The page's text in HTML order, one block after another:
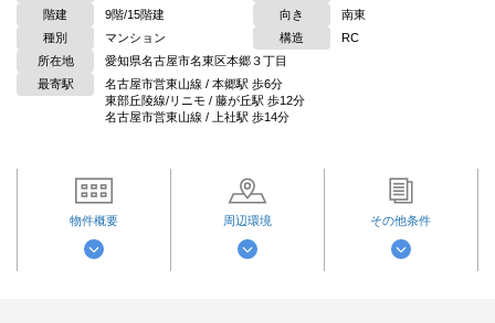
階建
9階/15階建 向き
南東
種別
マンション 構造
RC
所在地
愛知県名古屋市名東区本郷３丁目
最寄駅
名古屋市営東山線 / 本郷駅 歩6分
東部丘陵線/リニモ / 藤が丘駅 歩12分
名古屋市営東山線 / 上社駅 歩14分
物件概要 周辺環境 その他条件